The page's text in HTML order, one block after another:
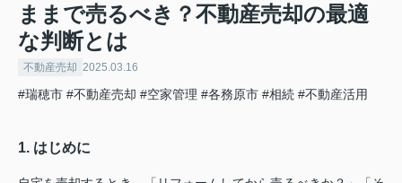
ままで売るべき？不動産売却の最適
な判断とは
不動産売却 2025.03.16
#瑞穂市 #不動産売却 #空家管理 #各務原市 #相続 #不動産活用
1. はじめに